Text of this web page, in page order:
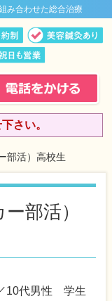
み合わせた総合治療
さい。
部活）高校生
部活）
10代男性 学生